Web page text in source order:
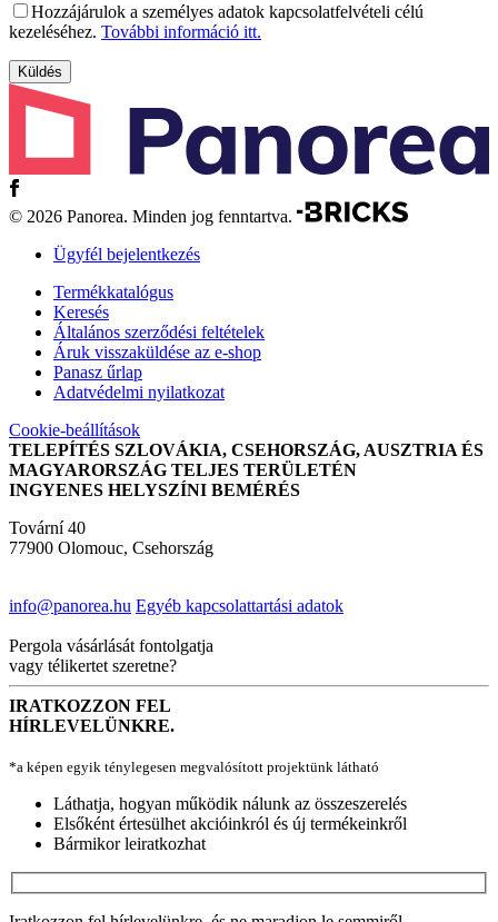
Hozzájárulok a személyes adatok kapcsolatfelvételi célú
kezeléséhez. További információ itt.
© 2026 Panorea. Minden jog fenntartva.
Ügyfél bejelentkezés
Termékkatalógus
Keresés
Általános szerződési feltételek
Áruk visszaküldése az e-shop
Panasz űrlap
Adatvédelmi nyilatkozat
Cookie-beállítások
TELEPÍTÉS SZLOVÁKIA, CSEHORSZÁG, AUSZTRIA ÉS
MAGYARORSZÁG TELJES TERÜLETÉN
INGYENES HELYSZÍNI BEMÉRÉS
Tovární 40
77900 Olomouc, Csehország
info@panorea.hu Egyéb kapcsolattartási adatok
Pergola vásárlását fontolgatja
vagy télikertet szeretne?
IRATKOZZON FEL
HÍRLEVELÜNKRE.
*a képen egyik ténylegesen megvalósított projektünk látható
Láthatja, hogyan működik nálunk az összeszerelés
Elsőként értesülhet akcióinkról és új termékeinkről
Bármikor leiratkozhat